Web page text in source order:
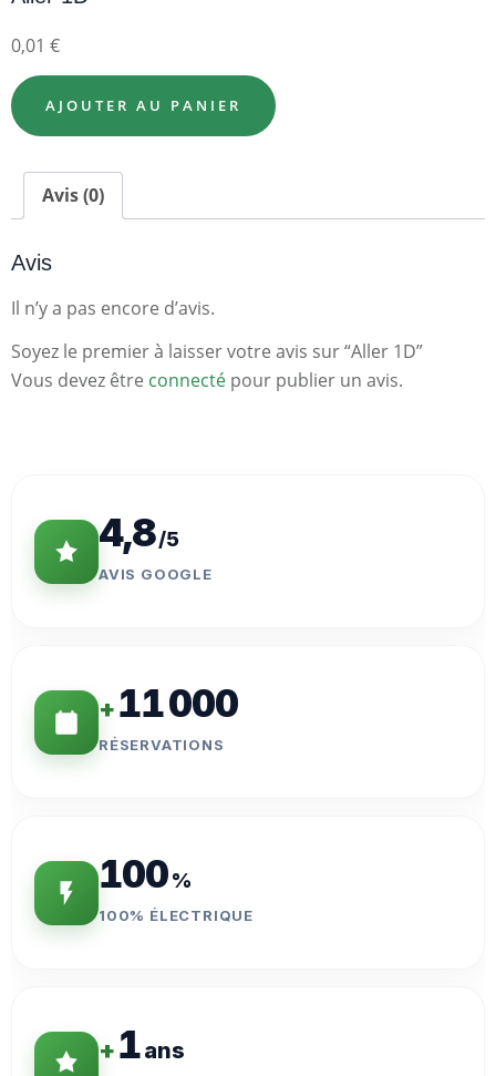
0,01 €
AJOUTER AU PANIER
Avis (0)
Avis
Il n’y a pas encore d’avis.
Soyez le premier à laisser votre avis sur “Aller 1D”
Vous devez être connecté pour publier un avis.
4,8/5
AVIS GOOGLE
+11 000
RÉSERVATIONS
100%
100% ÉLECTRIQUE
+1ans